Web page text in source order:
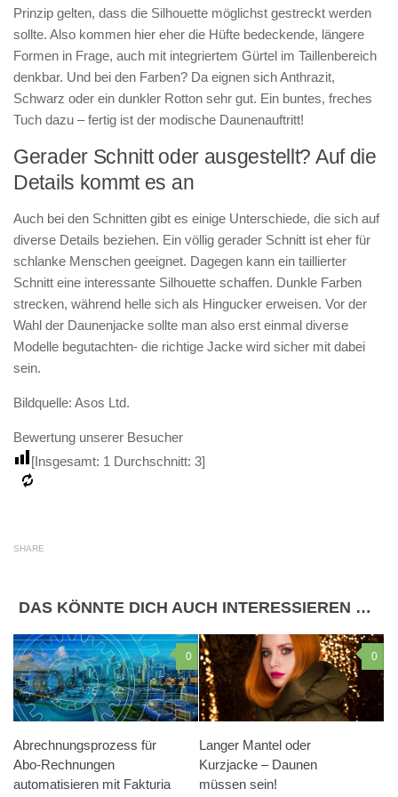
Prinzip gelten, dass die Silhouette möglichst gestreckt werden
sollte. Also kommen hier eher die Hüfte bedeckende, längere
Formen in Frage, auch mit integriertem Gürtel im Taillenbereich
denkbar. Und bei den Farben? Da eignen sich Anthrazit,
Schwarz oder ein dunkler Rotton sehr gut. Ein buntes, freches
Tuch dazu – fertig ist der modische Daunenauftritt!
Gerader Schnitt oder ausgestellt? Auf die
Details kommt es an
Auch bei den Schnitten gibt es einige Unterschiede, die sich auf
diverse Details beziehen. Ein völlig gerader Schnitt ist eher für
schlanke Menschen geeignet. Dagegen kann ein taillierter
Schnitt eine interessante Silhouette schaffen. Dunkle Farben
strecken, während helle sich als Hingucker erweisen. Vor der
Wahl der Daunenjacke sollte man also erst einmal diverse
Modelle begutachten- die richtige Jacke wird sicher mit dabei
sein.
Bildquelle: Asos Ltd.
Bewertung unserer Besucher
[Insgesamt: 1 Durchschnitt: 3]
SHARE
DAS KÖNNTE DICH AUCH INTERESSIEREN …
0
Abrechnungsprozess für
Abo-Rechnungen
automatisieren mit Fakturia
0
Langer Mantel oder
Kurzjacke – Daunen
müssen sein!